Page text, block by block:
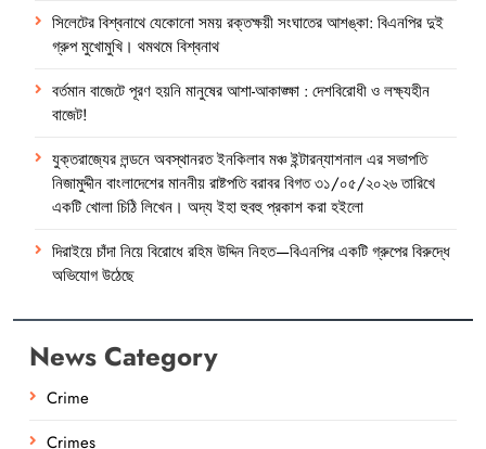
সিলেটের বিশ্বনাথে যেকোনো সময় রক্তক্ষয়ী সংঘাতের আশঙ্কা: বিএনপির দুই
গ্রুপ মুখোমুখি। থমথমে বিশ্বনাথ
বর্তমান বাজেটে পূরণ হয়নি মানুষের আশা-আকাঙ্ক্ষা : দেশবিরোধী ও লক্ষ্যহীন
বাজেট!
যুক্তরাজ্যের লন্ডনে অবস্থানরত ইনকিলাব মঞ্চ ইন্টারন্যাশনাল এর সভাপতি
নিজামুদ্দীন বাংলাদেশের মাননীয় রাষ্টপতি বরাবর বিগত ৩১/০৫/২০২৬ তারিখে
একটি খোলা চিঠি লিখেন। অদ্য ইহা হুবহু প্রকাশ করা হইলো
দিরাইয়ে চাঁদা নিয়ে বিরোধে রহিম উদ্দিন নিহত—বিএনপির একটি গ্রুপের বিরুদ্ধে
অভিযোগ উঠেছে
News Category
Crime
Crimes